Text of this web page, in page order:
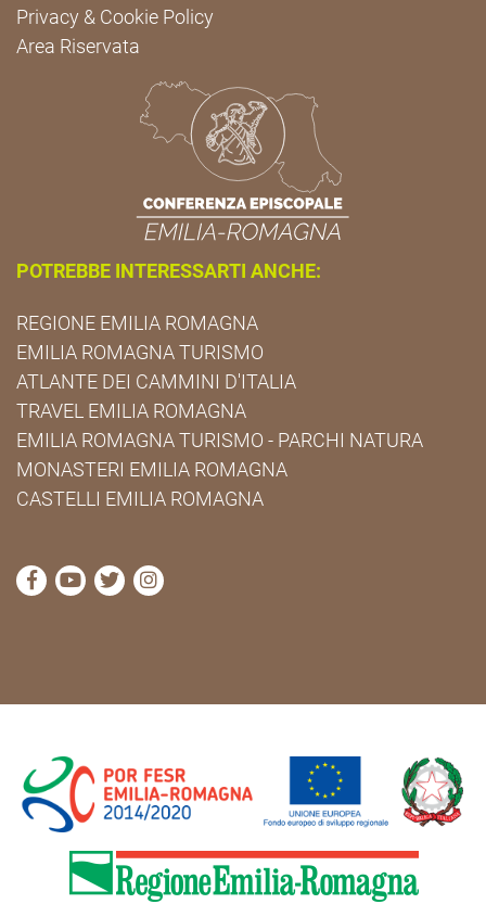
Privacy & Cookie Policy
Area Riservata
POTREBBE INTERESSARTI ANCHE:
REGIONE EMILIA ROMAGNA
EMILIA ROMAGNA TURISMO
ATLANTE DEI CAMMINI D'ITALIA
TRAVEL EMILIA ROMAGNA
EMILIA ROMAGNA TURISMO - PARCHI NATURA
MONASTERI EMILIA ROMAGNA
CASTELLI EMILIA ROMAGNA
visita la pagina Facebook di Cammini Emilia-
visita la pagina YouTube di Cammini Emilia-
visita la pagina Twitter di Cammini Emilia-
visita la pagina Instagram di Cammini